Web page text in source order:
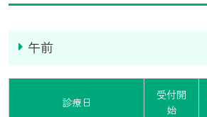
午前
診療日
受付開
始